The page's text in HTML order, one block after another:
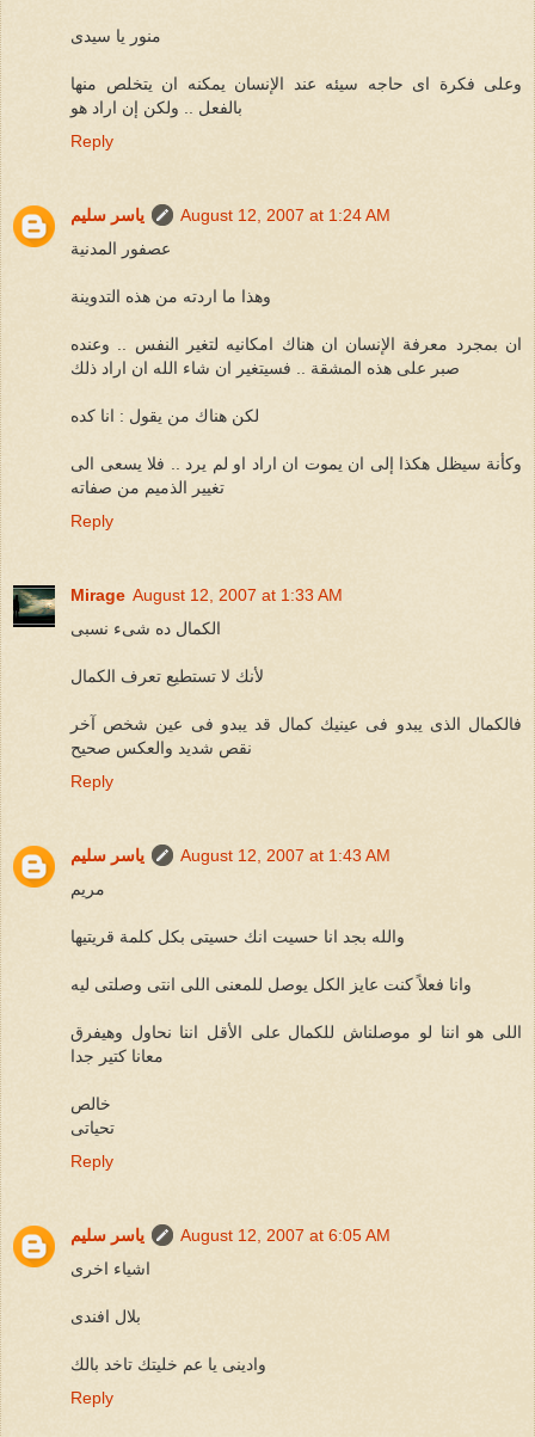
منور يا سيدى
وعلى فكرة اى حاجه سيئه عند الإنسان يمكنه ان يتخلص منها
بالفعل .. ولكن إن اراد هو
Reply
ياسر سليم
August 12, 2007 at 1:24 AM
عصفور المدنية
وهذا ما اردته من هذه التدوينة
ان بمجرد معرفة الإنسان ان هناك امكانيه لتغير النفس .. وعنده
صبر على هذه المشقة .. فسيتغير ان شاء الله ان اراد ذلك
لكن هناك من يقول : انا كده
وكأنة سيظل هكذا إلى ان يموت ان اراد او لم يرد .. فلا يسعى الى
تغيير الذميم من صفاته
Reply
Mirage August 12, 2007 at 1:33 AM
الكمال ده شىء نسبى
لأنك لا تستطيع تعرف الكمال
فالكمال الذى يبدو فى عينيك كمال قد يبدو فى عين شخص آخر
نقص شديد والعكس صحيح
Reply
ياسر سليم
August 12, 2007 at 1:43 AM
مريم
والله بجد انا حسيت انك حسيتى بكل كلمة قريتيها
وانا فعلاً كنت عايز الكل يوصل للمعنى اللى انتى وصلتى ليه
اللى هو اننا لو موصلناش للكمال على الأقل اننا نحاول وهيفرق
معانا كتير جدا
خالص
تحياتى
Reply
ياسر سليم
August 12, 2007 at 6:05 AM
اشياء اخرى
بلال افندى
وادينى يا عم خليتك تاخد بالك
Reply